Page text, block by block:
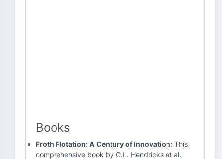
Books
Froth Flotation: A Century of Innovation: This
comprehensive book by C.L. Hendricks et al.